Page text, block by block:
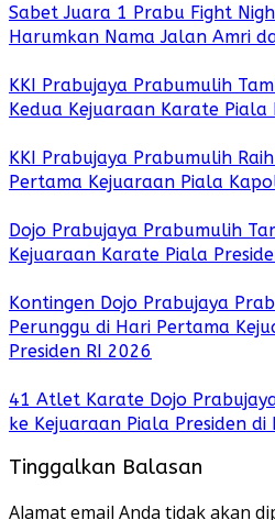
Sabet Juara 1 Prabu Fight
Harumkan Nama Jalan Amri
KKI Prabujaya Prabumulih
Kedua Kejuaraan Karate
KKI Prabujaya Prabumulih
Pertama Kejuaraan Piala
Dojo Prabujaya Prabumulih
Kejuaraan Karate Piala
Kontingen Dojo Prabujaya
Perunggu di Hari Pertama
Presiden RI 2026
41 Atlet Karate Dojo
ke Kejuaraan Piala Presiden di
Tinggalkan Balasan
Alamat email Anda tidak akan